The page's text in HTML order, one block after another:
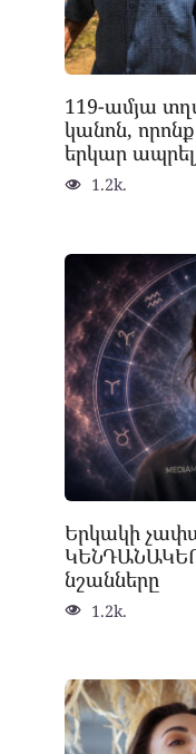
119-ամյա
կանոն,
երկար ապրել
1.2k.
Երկակի
նշանները
1.2k.